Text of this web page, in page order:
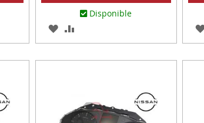
Disponible
AGREGAR
A
AÑADIR
PARA